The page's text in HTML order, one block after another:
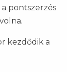
pontszerzés
kezdődik a